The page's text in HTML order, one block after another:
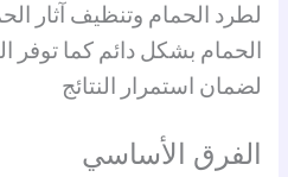
لطرد الحمام وتنظيف آثار
الحمام بشكل دائم كما توفر
لضمان استمرار النتائج
الفرق الأساسي